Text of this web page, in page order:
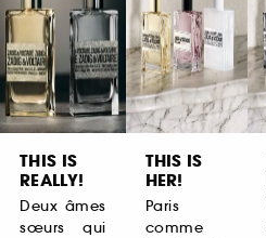
THIS IS
REALLY!
Deux âmes
sœurs qui
THIS IS
HER!
Paris
comme